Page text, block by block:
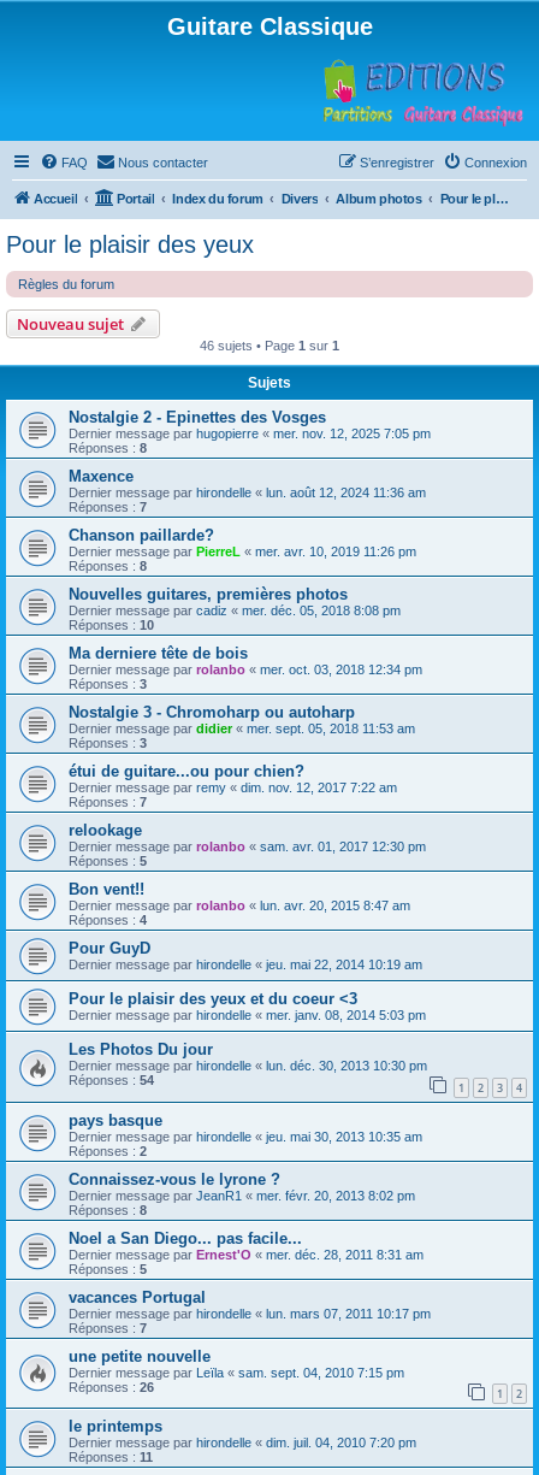
Guitare Classique
FAQ Nous contacter Connexion
S’enregistrer
Accueil Portail Index du forum Divers Album photos Pour le plaisir des yeux
Pour le plaisir des yeux
Règles du forum
Nouveau sujet
46 sujets • Page 1 sur 1
Sujets
Nostalgie 2 - Epinettes des Vosges
Dernier message par hugopierre « mer. nov. 12, 2025 7:05 pm
Réponses : 8
Maxence
Dernier message par hirondelle « lun. août 12, 2024 11:36 am
Réponses : 7
Chanson paillarde?
Dernier message par PierreL « mer. avr. 10, 2019 11:26 pm
Réponses : 8
Nouvelles guitares, premières photos
Dernier message par cadiz « mer. déc. 05, 2018 8:08 pm
Réponses : 10
Ma derniere tête de bois
Dernier message par rolanbo « mer. oct. 03, 2018 12:34 pm
Réponses : 3
Nostalgie 3 - Chromoharp ou autoharp
Dernier message par didier« mer. sept. 05, 2018 11:53 am
Réponses : 3
étui de guitare...ou pour chien?
Dernier message par remy « dim. nov. 12, 2017 7:22 am
Réponses : 7
relookage
Dernier message par rolanbo « sam. avr. 01, 2017 12:30 pm
Réponses : 5
Bon vent!!
Dernier message par rolanbo « lun. avr. 20, 2015 8:47 am
Réponses : 4
Pour GuyD
Dernier message par hirondelle « jeu. mai 22, 2014 10:19 am
Pour le plaisir des yeux et du coeur <3
Dernier message par hirondelle « mer. janv. 08, 2014 5:03 pm
Les Photos Du jour
Dernier message par hirondelle « lun. déc. 30, 2013 10:30 pm
Réponses : 54 1 2 3 4
pays basque
Dernier message par hirondelle « jeu. mai 30, 2013 10:35 am
Réponses : 2
Connaissez-vous le lyrone ?
Dernier message par JeanR1 « mer. févr. 20, 2013 8:02 pm
Réponses : 8
Noel a San Diego... pas facile...
Dernier message par Ernest'O « mer. déc. 28, 2011 8:31 am
Réponses : 5
vacances Portugal
Dernier message par hirondelle « lun. mars 07, 2011 10:17 pm
Réponses : 7
une petite nouvelle
Dernier message par Leïla « sam. sept. 04, 2010 7:15 pm
Réponses : 26 1 2
le printemps
Dernier message par hirondelle « dim. juil. 04, 2010 7:20 pm
Réponses : 11